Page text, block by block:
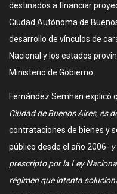
destinados a financiar
Ciudad Autónoma de
desarrollo de vínculos de
Nacional y los estados
Ministerio de Gobierno.
Fernández Semhan explicó
Ciudad de Buenos Aires, es
contrataciones de bienes y
público desde el año 2006-
prescripto por la Ley
régimen que intenta